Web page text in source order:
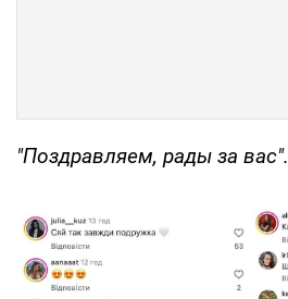
"Поздравляем, рады за вас".